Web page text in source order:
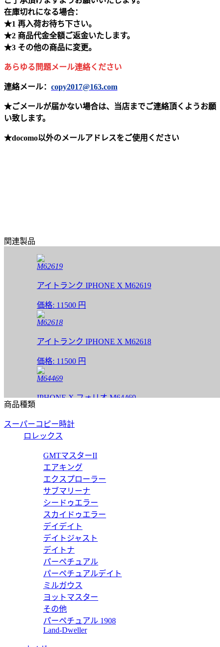
在庫切れになる場合：
★1 再入荷お待ち下さい。
★2 商品代金全額ご返金いたします。
★3 その他の商品に変更。
あらゆる問題メール連絡ください
連絡メール： copy2017@163.com
★ごメールが届かない場合は、当店までご連絡頂くようお願
い致します。
★docomo以外のメールアドレスをご使用ください
関連製品
M62619
アイトランク IPHONE X M62619
価格:11500 円
M62618
アイトランク IPHONE X M62618
価格:11500 円
M64469
IPHONE X フォリオ M64469
M64468
IPHONE X フォリオ M64468
11500 円
M63444
IPHONE X フォリオ M63444
11500 円
M63443
IPHONE X フォリオ M63443
11500 円
M61905
IPHONE 8 フォリオ（7にも対応） M61905
商品種類
スーパーコピー時計
ロレックス
GMTマスターII
エアキング
エクスプローラー
サブマリーナ
シードゥエラー
スカイドゥエラー
デイデイト
デイトジャスト
デイトナ
パーペチュアル
パーペチュアルデイト
ミルガウス
ヨットマスター
その他
パーペチュアル 1908
Land-Dweller